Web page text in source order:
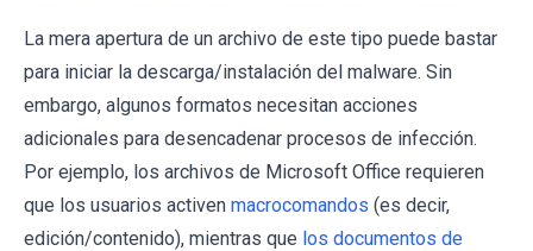
La mera apertura de un archivo de este tipo puede bastar
para iniciar la descarga/instalación del malware. Sin
embargo, algunos formatos necesitan acciones
adicionales para desencadenar procesos de infección.
Por ejemplo, los archivos de Microsoft Office requieren
que los usuarios activen macrocomandos (es decir,
edición/contenido), mientras que los documentos de